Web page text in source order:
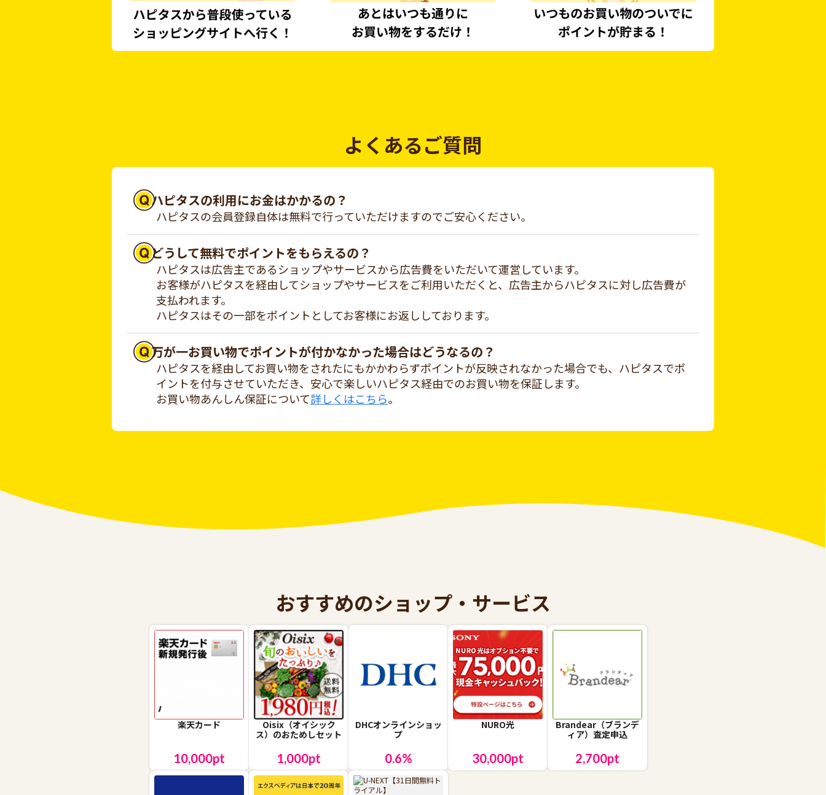
よくあるご質問
ハピタスの利用にお金はかかるの？
ハピタスの会員登録自体は無料で行っていただけますのでご安心ください。
どうして無料でポイントをもらえるの？
ハピタスは広告主であるショップやサービスから広告費をいただいて運営しています。
お客様がハピタスを経由してショップやサービスをご利用いただくと、広告主からハピタスに対し広告費が
支払われます。
ハピタスはその一部をポイントとしてお客様にお返ししております。
万が一お買い物でポイントが付かなかった場合はどうなるの？
ハピタスを経由してお買い物をされたにもかかわらずポイントが反映されなかった場合でも、ハピタスでポ
イントを付与させていただき、安心で楽しいハピタス経由でのお買い物を保証します。
お買い物あんしん保証について詳しくはこちら。
おすすめのショップ・サービス
楽天カード
10,000pt
Oisix（オイシック
ス）のおためしセット
1,000pt
DHCオンラインショッ
プ
0.6%
NURO光
30,000pt
Brandear（ブランデ
ィア）査定申込
2,700pt